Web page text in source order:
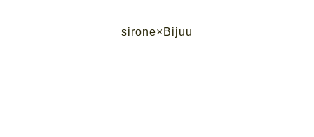
sirone×Bijuu